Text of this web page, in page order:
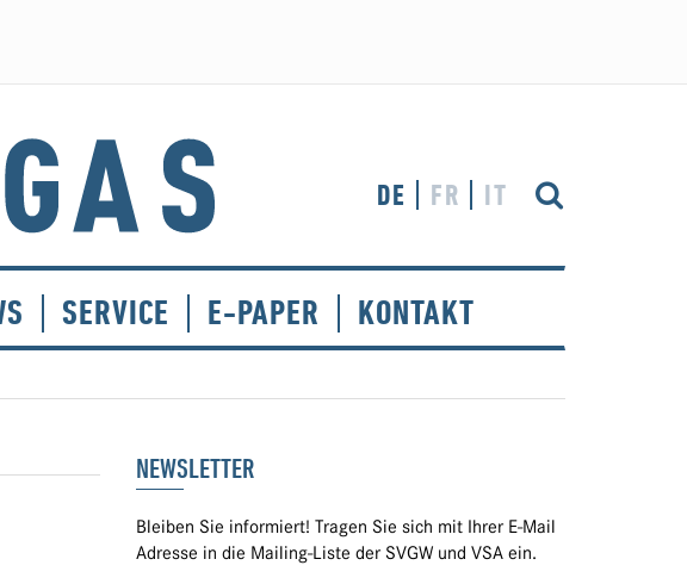
DE FR IT
SERVICE E-PAPER KONTAKT
NEWSLETTER
Bleiben Sie informiert! Tragen Sie sich mit Ihrer E-Mail
Adresse in die Mailing-Liste der SVGW und VSA ein.